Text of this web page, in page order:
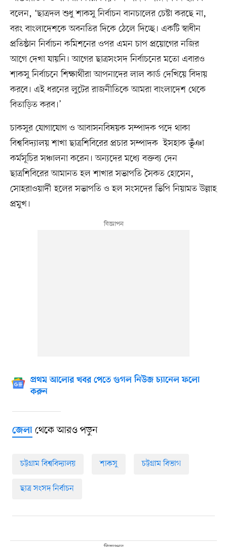
বলেন, ‘ছাত্রদল শুধু শাকসু নির্বাচন বানচালের চেষ্টা করছে না,
বরং বাংলাদেশকে অবনতির দিকে ঠেলে দিচ্ছে। একটি স্বাধীন
প্রতিষ্ঠান নির্বাচন কমিশনের ওপর এমন চাপ প্রয়োগের নজির
আগে দেখা যায়নি। আগের ছাত্রসংসদ নির্বাচনের মতো এবারও
শাকসু নির্বাচনে শিক্ষার্থীরা আপনাদের লাল কার্ড দেখিয়ে বিদায়
করবে। এই ধরনের লুটের রাজনীতিকে আমরা বাংলাদেশ থেকে
বিতাড়িত করব।’
চাকসুর যোগাযোগ ও আবাসনবিষয়ক সম্পাদক পদে থাকা
বিশ্ববিদ্যালয় শাখা ছাত্রশিবিরের প্রচার সম্পাদক ইসহাক ভূঁঞা
কর্মসূচির সঞ্চালনা করেন। অন্যদের মধ্যে বক্তব্য দেন
ছাত্রশিবিরের আমানত হল শাখার সভাপতি সৈকত হোসেন,
সোহরাওয়ার্দী হলের সভাপতি ও হল সংসদের ভিপি নিয়ামত উল্লাহ
প্রমুখ।
প্রথম আলোর খবর পেতে গুগল নিউজ চ্যানেল ফলো
করুন
জেলাথেকে আরও পড়ুন
চট্টগ্রাম বিশ্ববিদ্যালয় শাকসু চট্টগ্রাম বিভাগ
ছাত্র সংসদ নির্বাচন